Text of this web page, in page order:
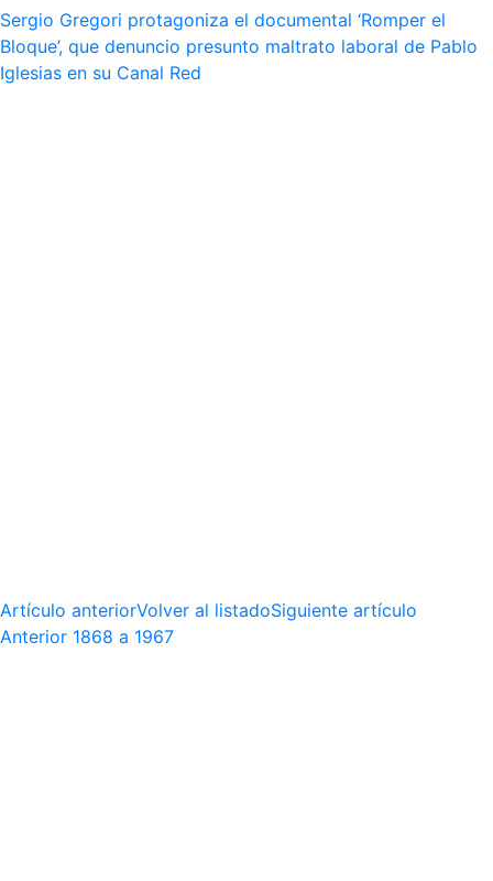
Sergio Gregori protagoniza el documental ‘Romper el
Bloque’, que denuncio presunto maltrato laboral de Pablo
Iglesias en su Canal Red
Artículo anteriorVolver al listadoSiguiente artículo
Anterior 1868 a 1967